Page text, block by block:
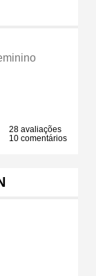
28 avaliações
10 comentários